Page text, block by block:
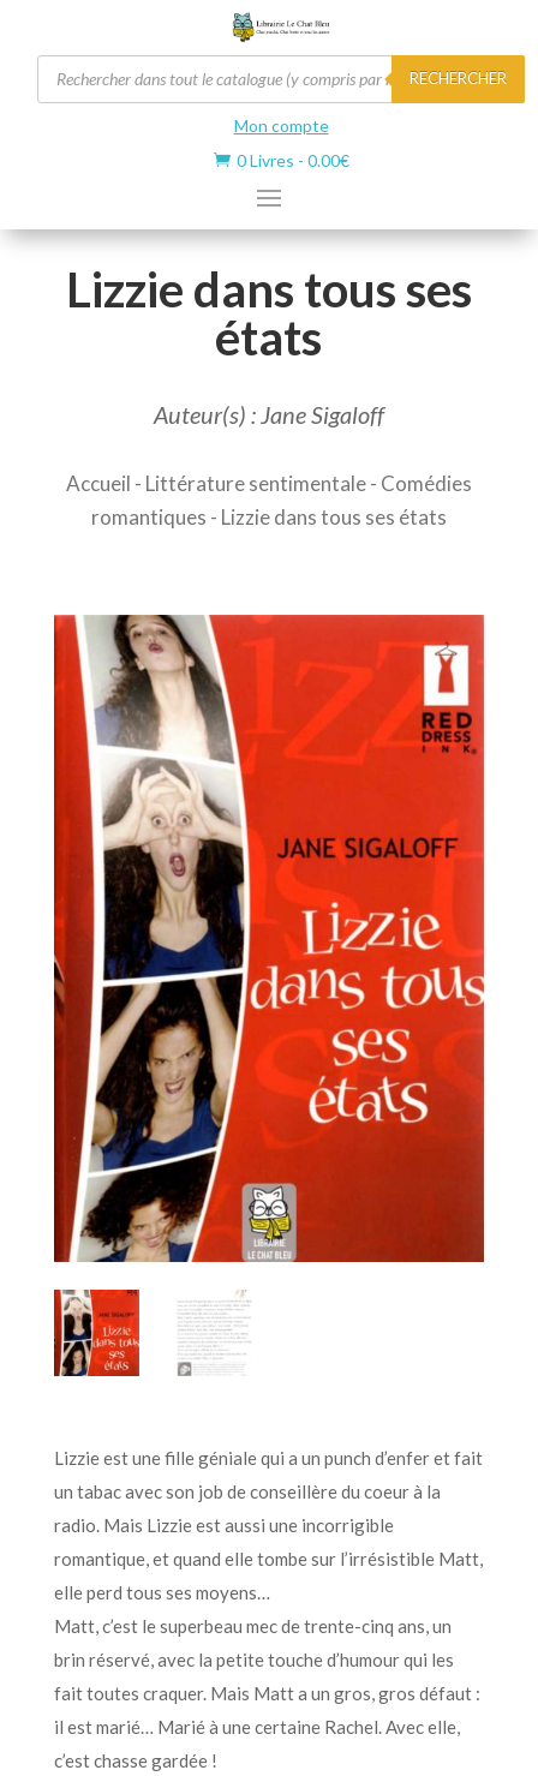
Recherche
de
produits
RECHERCHER
Mon compte
 0 Livres - 0.00€
Lizzie dans tous ses
états
Auteur(s) : Jane Sigaloff
Accueil - Littérature sentimentale- Comédies
romantiques - Lizzie dans tous ses états
Lizzie est une fille géniale qui a un punch d’enfer et fait
un tabac avec son job de conseillère du coeur à la
radio. Mais Lizzie est aussi une incorrigible
romantique, et quand elle tombe sur l’irrésistible Matt,
elle perd tous ses moyens…
Matt, c’est le superbeau mec de trente-cinq ans, un
brin réservé, avec la petite touche d’humour qui les
fait toutes craquer. Mais Matt a un gros, gros défaut :
il est marié… Marié à une certaine Rachel. Avec elle,
c’est chasse gardée !